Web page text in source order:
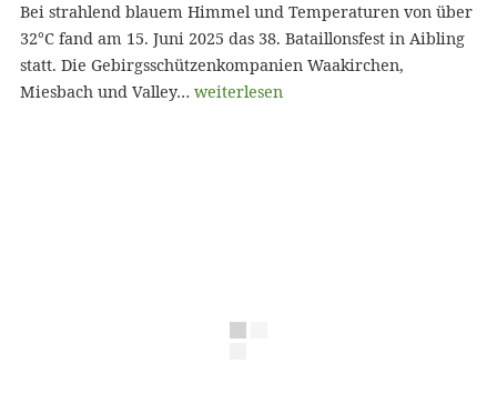
Bei strahlend blauem Himmel und Temperaturen von über
32°C fand am 15. Juni 2025 das 38. Bataillonsfest in Aibling
statt. Die Gebirgsschützenkompanien Waakirchen,
Miesbach und Valley… weiterlesen